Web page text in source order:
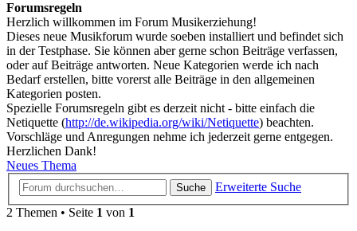
Forumsregeln
Herzlich willkommen im Forum Musikerziehung!
Dieses neue Musikforum wurde soeben installiert und befindet sich
in der Testphase. Sie können aber gerne schon Beiträge verfassen,
oder auf Beiträge antworten. Neue Kategorien werde ich nach
Bedarf erstellen, bitte vorerst alle Beiträge in den allgemeinen
Kategorien posten.
Spezielle Forumsregeln gibt es derzeit nicht - bitte einfach die
Netiquette (http://de.wikipedia.org/wiki/Netiquette) beachten.
Vorschläge und Anregungen nehme ich jederzeit gerne entgegen.
Herzlichen Dank!
Neues Thema
Suche
Erweiterte Suche
2 Themen • Seite 1 von 1